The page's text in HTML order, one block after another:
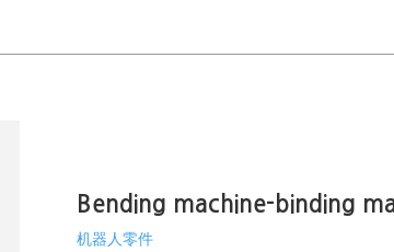
Bending machine-binding
机器人零件